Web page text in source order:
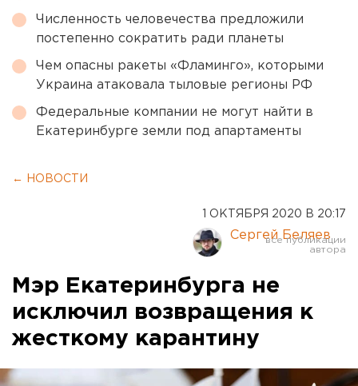
Численность человечества предложили
постепенно сократить ради планеты
Чем опасны ракеты «Фламинго», которыми
Украина атаковала тыловые регионы РФ
Федеральные компании не могут найти в
Екатеринбурге земли под апартаменты
← НОВОСТИ
1 ОКТЯБРЯ 2020 В 20:17
Сергей Беляев
Мэр Екатеринбурга не
исключил возвращения к
жесткому карантину